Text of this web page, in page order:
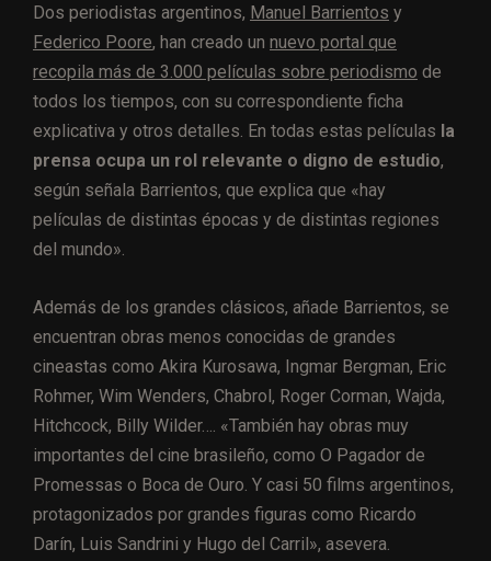
Dos periodistas argentinos, Manuel Barrientos y
Federico Poore, han creado un nuevo portal que
recopila más de 3.000 películas sobre periodismo de
todos los tiempos, con su correspondiente ficha
explicativa y otros detalles. En todas estas películas la
prensa ocupa un rol relevante o digno de estudio,
según señala Barrientos, que explica que «hay
películas de distintas épocas y de distintas regiones
del mundo».
Además de los grandes clásicos, añade Barrientos, se
encuentran obras menos conocidas de grandes
cineastas como Akira Kurosawa, Ingmar Bergman, Eric
Rohmer, Wim Wenders, Chabrol, Roger Corman, Wajda,
Hitchcock, Billy Wilder…. «También hay obras muy
importantes del cine brasileño, como O Pagador de
Promessas o Boca de Ouro. Y casi 50 films argentinos,
protagonizados por grandes figuras como Ricardo
Darín, Luis Sandrini y Hugo del Carril», asevera.